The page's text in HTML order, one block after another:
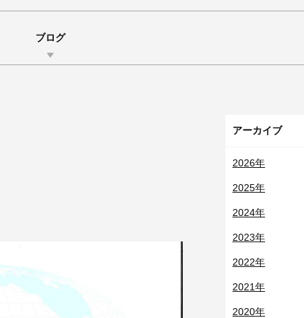
ブログ
アーカイブ
2026年
2025年
2024年
2023年
2022年
2021年
2020年